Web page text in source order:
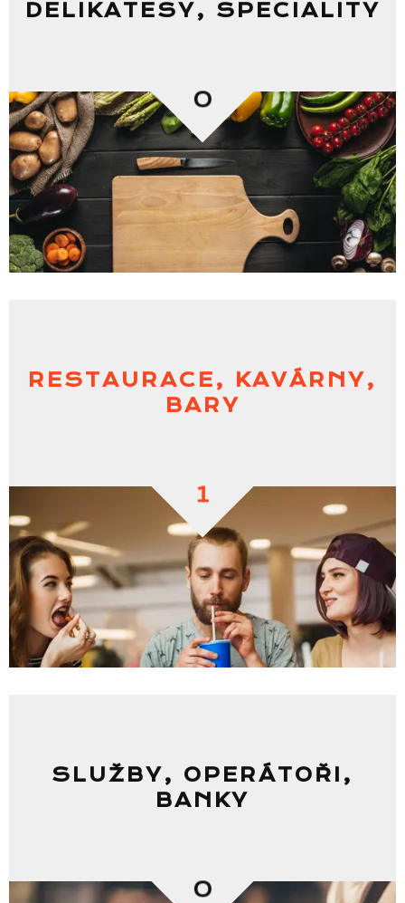
DELIKATESY, SPECIALITY
0
RESTAURACE, KAVÁRNY,
BARY
1
SLUŽBY, OPERÁTOŘI,
BANKY
0